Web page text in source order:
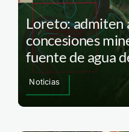
Loreto: admiten
concesiones
fuente de agua
Noticias